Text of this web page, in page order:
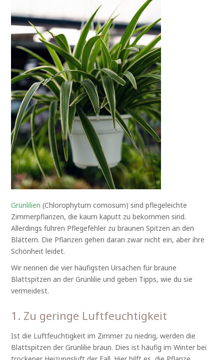
Grünlilien (Chlorophytum comosum) sind pflegeleichte
Zimmerpflanzen, die kaum kaputt zu bekommen sind.
Allerdings führen Pflegefehler zu braunen Spitzen an den
Blättern. Die Pflanzen gehen daran zwar nicht ein, aber ihre
Schönheit leidet.
Wir nennen die vier häufigsten Ursachen für braune
Blattspitzen an der Grünlilie und geben Tipps, wie du sie
vermeidest.
1. Zu geringe Luftfeuchtigkeit
Ist die Luftfeuchtigkeit im Zimmer zu niedrig, werden die
Blattspitzen der Grünlilie braun. Dies ist häufig im Winter bei